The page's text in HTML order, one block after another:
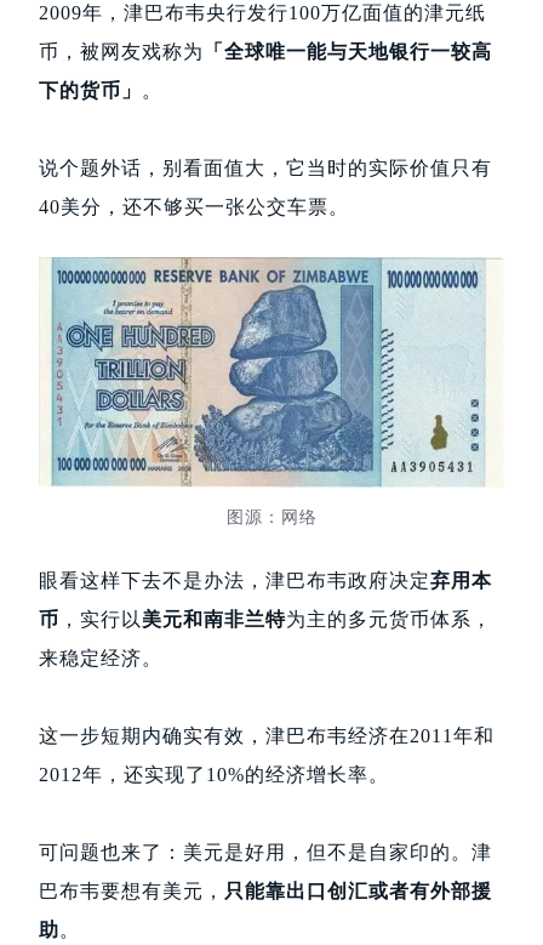
2009年，津巴布韦央行发行100万亿面值的津元纸
币，被网友戏称为
「全球唯一能与天地银行一较高
下的货币」
。
说个题外话，别看面值大，它当时的实际价值只有
40美分，还不够买一张公交车票。
图源：网络
眼看这样下去不是办法，津巴布韦政府决定弃用本
币 ，实行以 美元和南非兰特为主的多元货币体系，
来稳定经济。
这一步短期内确实有效，津巴布韦经济在2011年和
2012年，还实现了10%的经济增长率。
可问题也来了：美元是好用，但不是自家印的。津
巴布韦要想有美元， 只能靠出口创汇或者有外部援
助。